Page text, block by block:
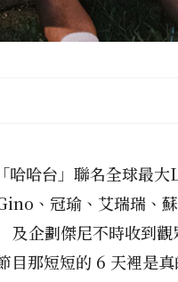
哈台」聯名全球最
、冠瑜、艾瑞瑞、
及企劃傑尼不時收到
目那短短的 6 天裡是